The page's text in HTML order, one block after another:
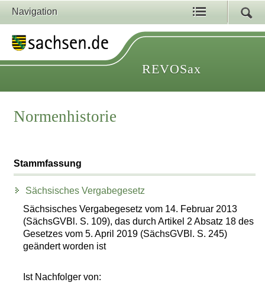
Navigation
REVOSax
Normenhistorie
Stammfassung
Sächsisches Vergabegesetz
Sächsisches Vergabegesetz vom 14. Februar 2013
(SächsGVBl. S. 109), das durch Artikel 2 Absatz 18 des
Gesetzes vom 5. April 2019 (SächsGVBl. S. 245)
geändert worden ist
Ist Nachfolger von: